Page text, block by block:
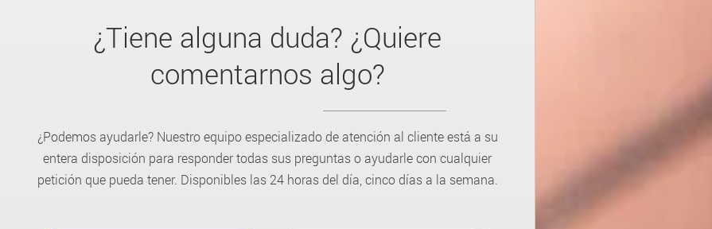
¿Tiene alguna duda? ¿Quiere
comentarnos algo?
¿Podemos ayudarle? Nuestro equipo especializado de atención al cliente está a su
entera disposición para responder todas sus preguntas o ayudarle con cualquier
petición que pueda tener. Disponibles las 24 horas del día, cinco días a la semana.